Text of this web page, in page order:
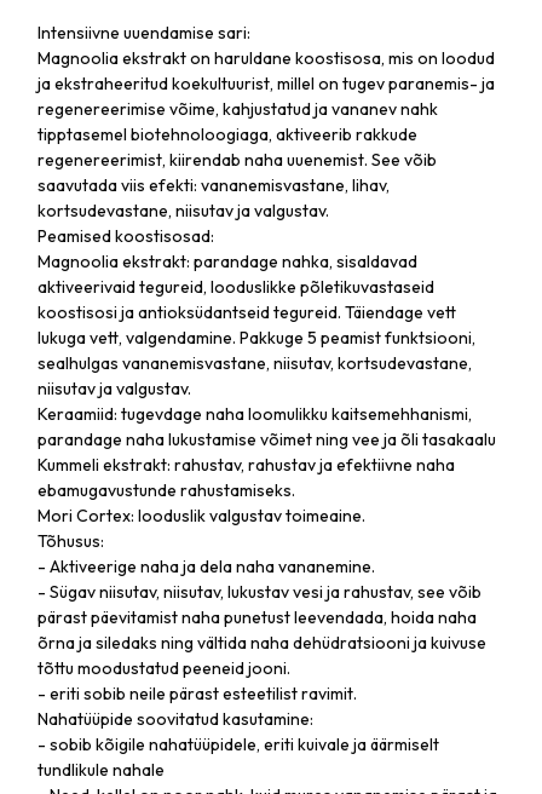
Intensiivne uuendamise sari:
Magnoolia ekstrakt on haruldane koostisosa, mis on loodud
ja ekstraheeritud koekultuurist, millel on tugev paranemis- ja
regenereerimise võime, kahjustatud ja vananev nahk
tipptasemel biotehnoloogiaga, aktiveerib rakkude
regenereerimist, kiirendab naha uuenemist. See võib
saavutada viis efekti: vananemisvastane, lihav,
kortsudevastane, niisutav ja valgustav.
Peamised koostisosad:
Magnoolia ekstrakt: parandage nahka, sisaldavad
aktiveerivaid tegureid, looduslikke põletikuvastaseid
koostisosi ja antioksüdantseid tegureid. Täiendage vett
lukuga vett, valgendamine. Pakkuge 5 peamist funktsiooni,
sealhulgas vananemisvastane, niisutav, kortsudevastane,
niisutav ja valgustav.
Keraamiid: tugevdage naha loomulikku kaitsemehhanismi,
parandage naha lukustamise võimet ning vee ja õli tasakaalu
Kummeli ekstrakt: rahustav, rahustav ja efektiivne naha
ebamugavustunde rahustamiseks.
Mori Cortex: looduslik valgustav toimeaine.
Tõhusus:
- Aktiveerige naha ja dela naha vananemine.
- Sügav niisutav, niisutav, lukustav vesi ja rahustav, see võib
pärast päevitamist naha punetust leevendada, hoida naha
õrna ja siledaks ning vältida naha dehüdratsiooni ja kuivuse
tõttu moodustatud peeneid jooni.
- eriti sobib neile pärast esteetilist ravimit.
Nahatüüpide soovitatud kasutamine:
- sobib kõigile nahatüüpidele, eriti kuivale ja äärmiselt
tundlikule nahale